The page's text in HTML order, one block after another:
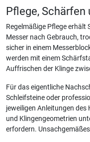
Pflege, Schärfen
Regelmäßige Pflege erhält
Messer nach Gebrauch,
sicher in einem
werden mit einem
Auffrischen der Klinge
Für das eigentliche
Schleifsteine oder
jeweiligen Anleitungen des
und Klingengeometrien
erfordern.